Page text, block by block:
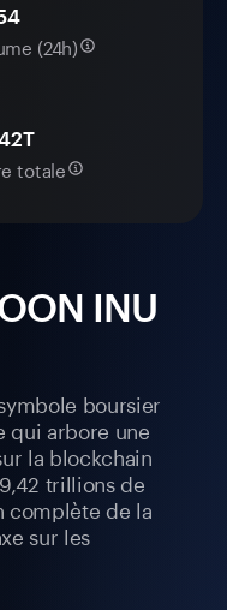
INU
boursier
qui arbore une
la blockchain
trillions de
complète de la
sur les
(24h)
totale